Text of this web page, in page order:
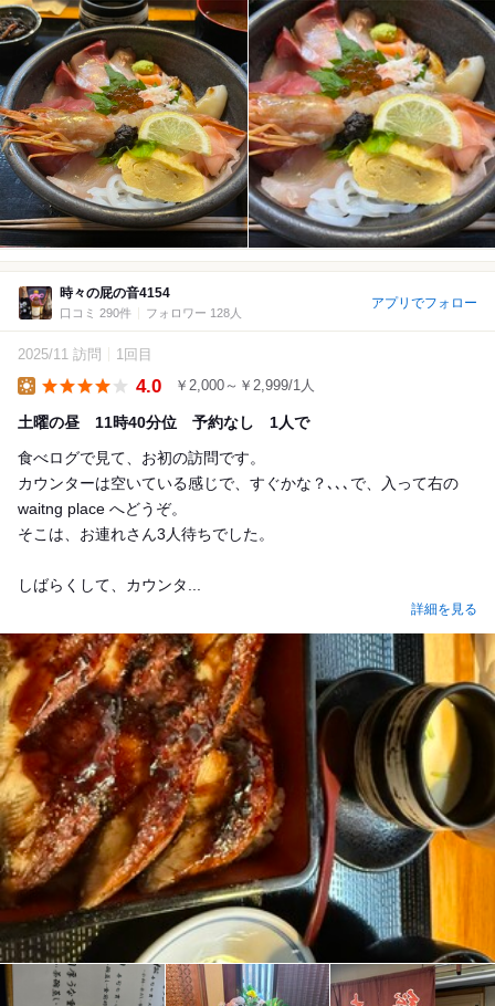
時々の屁の音4154
口コミ 290件 フォロワー 128人
アプリでフォロー
2025/11 訪問 1回目
4.0 ￥2,000～￥2,999/1人
土曜の昼 11時40分位 予約なし 1人で
食べログで見て、お初の訪問です。
カウンターは空いている感じで、すぐかな？､､､で、入って右の
waitng place へどうぞ。
そこは、お連れさん3人待ちでした。
しばらくして、カウンタ...
詳細を見る